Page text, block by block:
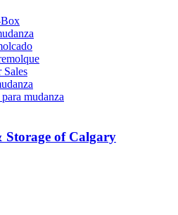
Box
Sales
mudanza
of Calgary